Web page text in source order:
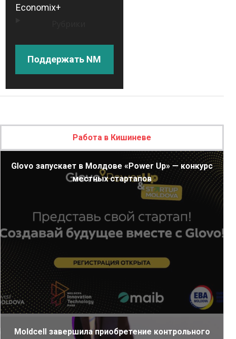
Economix+
Поддержать NM
Работа в Кишиневе
Glovo запускает в Молдове «Power Up» — конкурс
местных стартапов
Moldcell завершила приобретение контрольного